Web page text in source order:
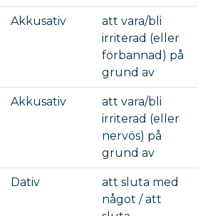
Akkusativ
att vara/bli
irriterad (eller
förbannad) på
grund av
Akkusativ
att vara/bli
irriterad (eller
nervös) på
grund av
Dativ
att sluta med
något / att